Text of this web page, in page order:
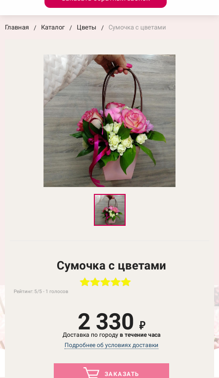
Главная Каталог Цветы Сумочка с цветами
Сумочка с цветами
Рейтинг: 5/5 - 1 голосов
2 330₽
Доставка по городув течение часа
Подробнее об условиях доставки
ЗАКАЗАТЬ